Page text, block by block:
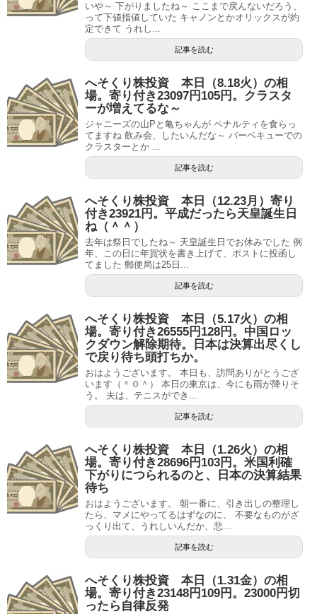
いや～ 下がりましたね～ ここまで戻んないだろう、
って下値指値していた キャノンとかオリックスが約
定できて うれし...
記事を読む
へそくり株投資 本日（8.18火）の相
場。寄り付き23097円105円。クラスタ
ーが増えてるな～
ジャニーズの山Pと亀ちゃんが ペナルティを食らっ
てますね 飲み会、したいんだな～ バーベキューでの
クラスターとか ...
記事を読む
へそくり株投資 本日（12.23月）寄り
付き23921円。平成だったら天皇誕生日
ね（＾＾）
去年は祭日でしたね～ 天皇誕生日でお休みでした 例
年、この日に年賀状を書き上げて、ポストに投函し
てました 郵便局は25日...
記事を読む
へそくり株投資 本日（5.17火）の相
場。寄り付き26555円128円。中国ロッ
クダウン解除期待。日本は決算出尽くし
で戻り待ち頭打ちか。
おはようございます。 本日も、訪問ありがとうござ
います（＾０＾） 本日の東京は、今にも雨が降りそ
う。 夫は、テニスができ...
記事を読む
へそくり株投資 本日（1.26火）の相
場。寄り付き28696円103円。米国利確
下がりにつられるのと、日本の決算結果
待ち
おはようございます。 朝一番に、引き出しの整理し
たら、マメにやってるはずなのに、 不要なものがざ
っくり出て、うれしいんだか、悲...
記事を読む
へそくり株投資 本日（1.31金）の相
場。寄り付き23148円109円。23000円切
ったら自律反発